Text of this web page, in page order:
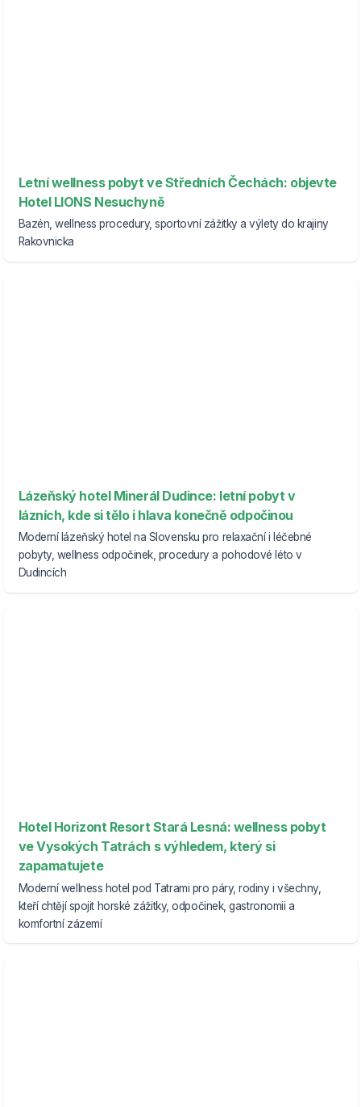
Letní wellness pobyt ve Středních Čechách: objevte
Hotel LIONS Nesuchyně
Bazén, wellness procedury, sportovní zážitky a výlety do krajiny
Rakovnicka
Lázeňský hotel Minerál Dudince: letní pobyt v
lázních, kde si tělo i hlava konečně odpočinou
Moderní lázeňský hotel na Slovensku pro relaxační i léčebné
pobyty, wellness odpočinek, procedury a pohodové léto v
Dudincích
Hotel Horizont Resort Stará Lesná: wellness pobyt
ve Vysokých Tatrách s výhledem, který si
zapamatujete
Moderní wellness hotel pod Tatrami pro páry, rodiny i všechny,
kteří chtějí spojit horské zážitky, odpočinek, gastronomii a
komfortní zázemí